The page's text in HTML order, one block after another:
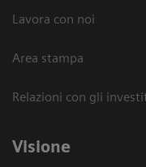
Lavora con noi
Area stampa
Relazioni con gli
Visione